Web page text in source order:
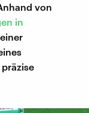
von
in